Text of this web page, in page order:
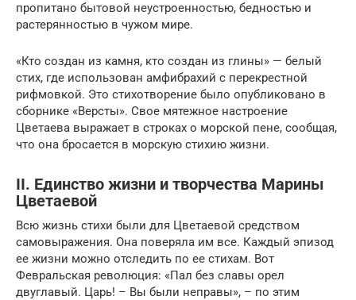
пропитано бытовой неустроенностью, бедностью и
растерянностью в чужом мире.
«Кто создан из камня, кто создан из глины» — белый
стих, где использован амфибрахий с перекрестной
рифмовкой. Это стихотворение было опубликовано в
сборнике «Версты». Свое мятежное настроение
Цветаева выражает в строках о морской пене, сообщая,
что она бросается в морскую стихию жизни.
II. Единство жизни и творчества Марины
Цветаевой
Всю жизнь стихи были для Цветаевой средством
самовыражения. Она поверяла им все. Каждый эпизод
ее жизни можно отследить по ее стихам. Вот
Февральская революция: «Пал без славы орел
двуглавый. Царь! – Вы были неправы», – по этим